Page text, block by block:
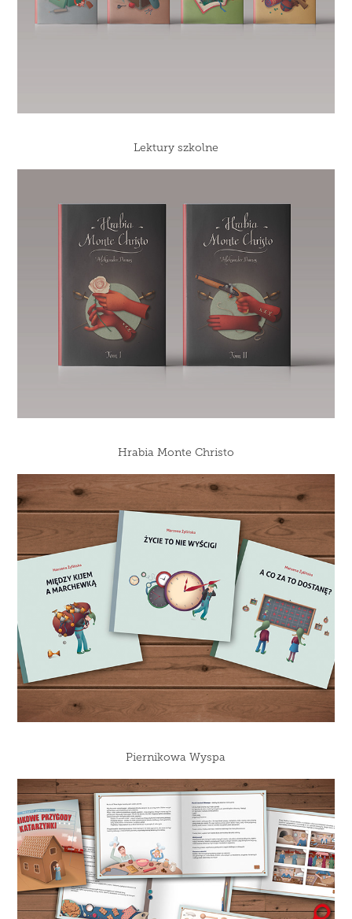
Lektury szkolne
Hrabia Monte Christo
Piernikowa Wyspa